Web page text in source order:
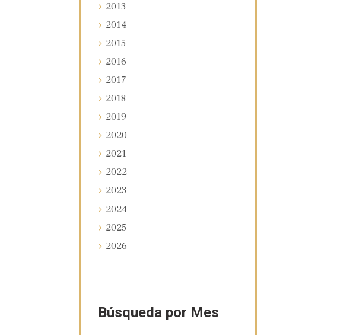
2013
2014
2015
2016
2017
2018
2019
2020
2021
2022
2023
2024
2025
2026
Búsqueda por Mes